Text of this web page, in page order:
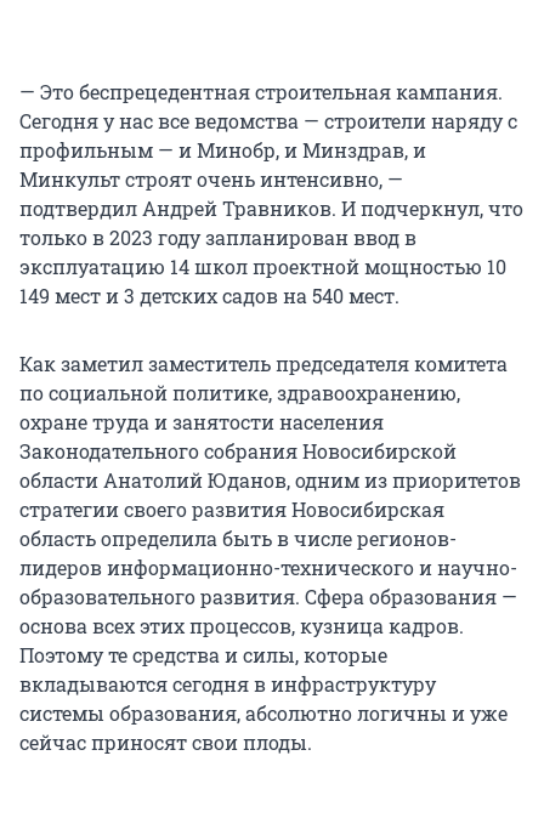
— Это беспрецедентная строительная кампания.
Сегодня у нас все ведомства — строители наряду с
профильным — и Минобр, и Минздрав, и
Минкульт строят очень интенсивно, —
подтвердил Андрей Травников. И подчеркнул, что
только в 2023 году запланирован ввод в
эксплуатацию 14 школ проектной мощностью 10
149 мест и 3 детских садов на 540 мест.
Как заметил заместитель председателя комитета
по социальной политике, здравоохранению,
охране труда и занятости населения
Законодательного собрания Новосибирской
области Анатолий Юданов, одним из приоритетов
стратегии своего развития Новосибирская
область определила быть в числе регионов-
лидеров информационно-технического и научно-
образовательного развития. Сфера образования —
основа всех этих процессов, кузница кадров.
Поэтому те средства и силы, которые
вкладываются сегодня в инфраструктуру
системы образования, абсолютно логичны и уже
сейчас приносят свои плоды.